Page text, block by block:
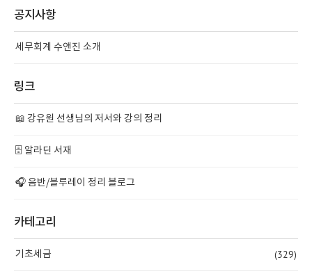
공지사항
세무회계 수앤진 소개
링크
📖 강유원 선생님의 저서와 강의 정리
🗄️ 알라딘 서재
🎧 음반/블루레이 정리 블로그
카테고리
기초세금 (329)